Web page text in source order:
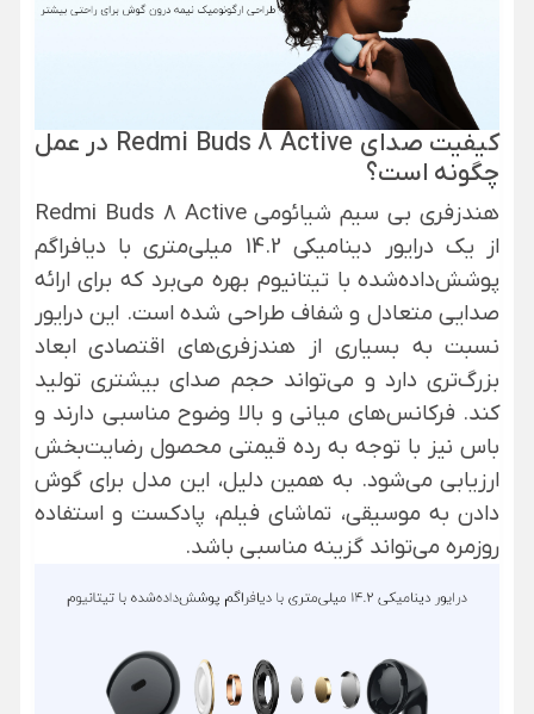
کیفیت صدای Redmi Buds 8 Active در عمل
چگونه است؟
هندزفری بی سیم شیائومی Redmi Buds 8 Active
از یک درایور دینامیکی 14.2 میلی‌متری با دیافراگم
پوشش‌داده‌شده با تیتانیوم بهره می‌برد که برای ارائه
صدایی متعادل و شفاف طراحی شده است. این درایور
نسبت به بسیاری از هندزفری‌های اقتصادی ابعاد
بزرگ‌تری دارد و می‌تواند حجم صدای بیشتری تولید
کند. فرکانس‌های میانی و بالا وضوح مناسبی دارند و
باس نیز با توجه به رده قیمتی محصول رضایت‌بخش
ارزیابی می‌شود. به همین دلیل، این مدل برای گوش
دادن به موسیقی، تماشای فیلم، پادکست و استفاده
روزمره می‌تواند گزینه مناسبی باشد.